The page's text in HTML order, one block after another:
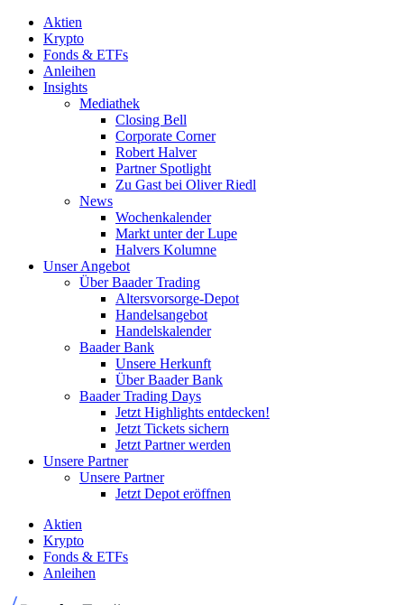
Aktien
Krypto
Fonds & ETFs
Anleihen
Insights
Mediathek
Closing Bell
Corporate Corner
Robert Halver
Partner Spotlight
Zu Gast bei Oliver Riedl
News
Wochenkalender
Markt unter der Lupe
Halvers Kolumne
Unser Angebot
Über Baader Trading
Altersvorsorge-Depot
Handelsangebot
Handelskalender
Baader Bank
Unsere Herkunft
Über Baader Bank
Baader Trading Days
Jetzt Highlights entdecken!
Jetzt Tickets sichern
Jetzt Partner werden
Unsere Partner
Unsere Partner
Jetzt Depot eröffnen
Aktien
Krypto
Fonds & ETFs
Anleihen